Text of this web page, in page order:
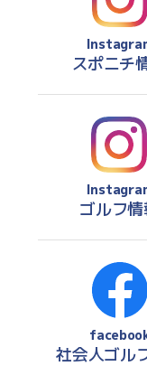
スポニチ
ゴルフ
社会人ゴル